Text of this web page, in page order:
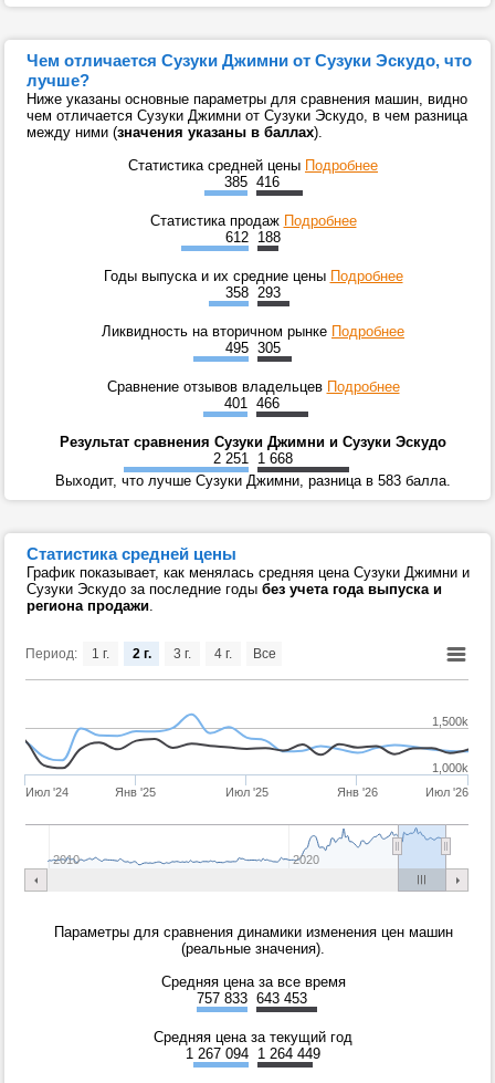
Чем отличается Сузуки Джимни от Сузуки Эскудо, что
лучше?
Ниже указаны основные параметры для сравнения машин, видно
чем отличается Сузуки Джимни от Сузуки Эскудо, в чем разница
между ними (значения указаны в баллах).
Статистика средней цены Подробнее
385 416
Статистика продаж Подробнее
612 188
Годы выпуска и их средние цены Подробнее
358 293
Ликвидность на вторичном рынке Подробнее
495 305
Сравнение отзывов владельцев Подробнее
401 466
Результат сравнения Сузуки Джимни и Сузуки Эскудо
2 251 1 668
Выходит, что лучше Сузуки Джимни, разница в 583 балла.
Статистика средней цены
График показывает, как менялась средняя цена Сузуки Джимни и
Сузуки Эскудо за последние годы без учета года выпуска и
региона продажи.
Период:
Июл '24 Янв '25 Июл '25 Янв '26 Июл '26
2010 2020
1,000k
1,500k
1 г. 2 г. 3 г. 4 г. Все
Параметры для сравнения динамики изменения цен машин
(реальные значения).
Средняя цена за все время
757 833 643 453
Средняя цена за текущий год
1 267 094 1 264 449